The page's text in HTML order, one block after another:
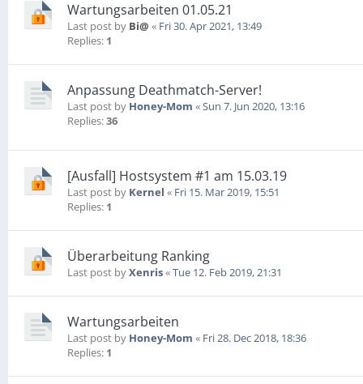
Wartungsarbeiten 01.05.21
Last post by Bi@ « Fri 30. Apr 2021, 13:49
Replies: 1
Anpassung Deathmatch-Server!
Last post by Honey-Mom «Sun 7. Jun 2020, 13:16
Replies:36
[Ausfall] Hostsystem #1 am 15.03.19
Last post by Kernel « Fri 15. Mar 2019, 15:51
Replies: 1
Überarbeitung Ranking
Last post byXenris«Tue 12. Feb 2019, 21:31
Wartungsarbeiten
Last post by Honey-Mom « Fri 28. Dec 2018, 18:36
Replies: 1